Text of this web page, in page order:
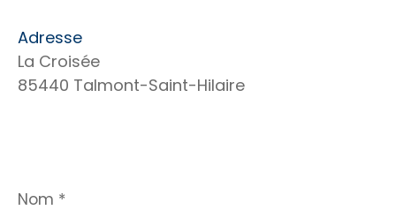
Adresse
La Croisée
85440 Talmont-Saint-Hilaire
*